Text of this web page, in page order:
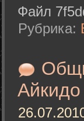
Файл
Рубрика:
Айкидо